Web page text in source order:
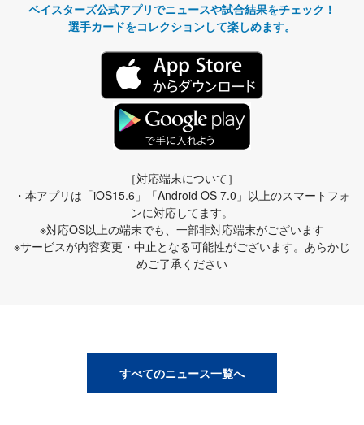
ベイスターズ公式アプリでニュースや試合結果をチェック！
選手カードをコレクションして楽しめます。
［対応端末について］
・本アプリは「iOS15.6」「Android OS 7.0」以上のスマートフォ
ンに対応してます。
※対応OS以上の端末でも、一部非対応端末がございます
※サービスが内容変更・中止となる可能性がございます。あらかじ
めご了承ください
すべてのニュース一覧へ